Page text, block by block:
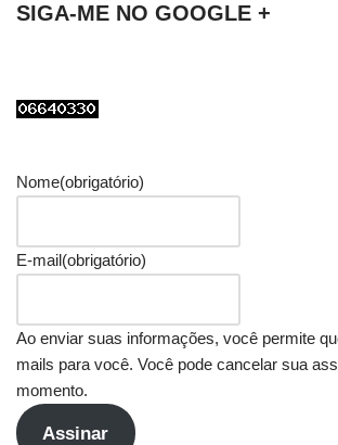
SIGA-ME NO GOOGLE +
Nome(obrigatório)
E-mail (obrigatório)
Ao enviar suas informações, você permite
mails para você. Você pode cancelar sua
momento.
Assinar